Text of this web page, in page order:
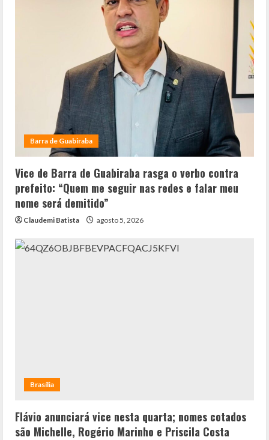
Barra de Guabiraba
Vice de Barra de Guabiraba rasga o verbo contra
prefeito: “Quem me seguir nas redes e falar meu
nome será demitido”
Claudemi Batista agosto 5, 2026
Brasília
Flávio anunciará vice nesta quarta; nomes cotados
são Michelle, Rogério Marinho e Priscila Costa